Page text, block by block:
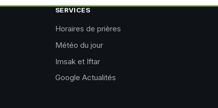
SERVICES
Horaires de prières
Météo du jour
Imsak et Iftar
Google Actualités